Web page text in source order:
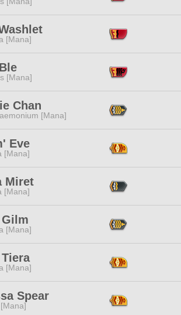
[Mana]
[Mana]
Chan
[Mana]
Eve
[Mana]
Miret
[Mana]
[Mana]
[Mana]
Spear